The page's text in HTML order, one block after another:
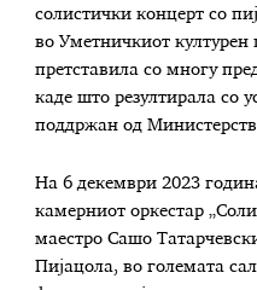
солистички концерт со
во Уметничкиот културен
претставила со многу
каде што резултирала со
поддржан од
На 6 декември 2023
камерниот оркестар
маестро Сашо
Пијацола, во големата